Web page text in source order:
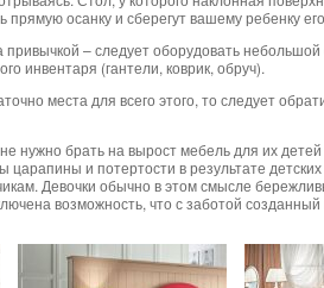
прямую осанку и сберегут вашему ребенку
– следует оборудовать
инвентаря (гантели, коврик, обруч).
места для всего этого, то следует
нужно брать на вырост мебель для их
царапины и потертости в результате
Девочки обычно в этом смысле
возможность, что с заботой